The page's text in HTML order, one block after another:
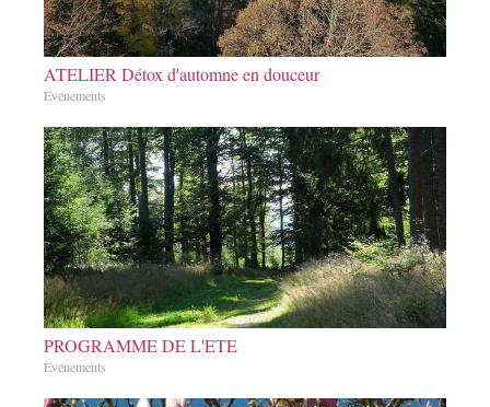
ATELIER Détox d'automne en douceur
Événements
PROGRAMME DE L'ETE
Événements